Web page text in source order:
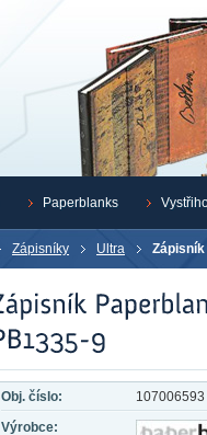
Zápisníky Ultra Zápisník
Obj. číslo:
107006593
Výrobce:
Paperblanks